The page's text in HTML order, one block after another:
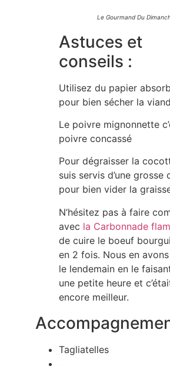
Le Gourmand Du
Astuces et
conseils :
Utilisez du papier
pour bien sécher la
Le poivre mignonnette
poivre concassé
Pour dégraisser la
suis servis d’une grosse
pour bien vider la
N’hésitez pas à faire
avec la Carbonnade
de cuire le boeuf
en 2 fois. Nous en
le lendemain en le
une petite heure et
encore meilleur.
Tagliatelles
…